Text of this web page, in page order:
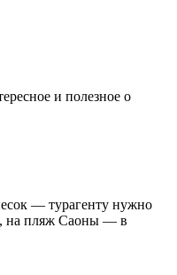
и полезное о
— турагенту нужно
на пляж Саоны — в